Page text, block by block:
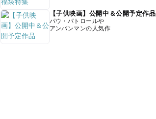
【子供映画】公開中＆公開予定作品
パウ・パトロールや
アンパンマンの人気作